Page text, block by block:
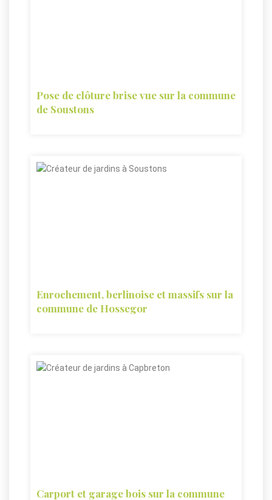
Pose de clôture brise vue sur la commune
de Soustons
Enrochement, berlinoise et massifs sur la
commune de Hossegor
Carport et garage bois sur la commune